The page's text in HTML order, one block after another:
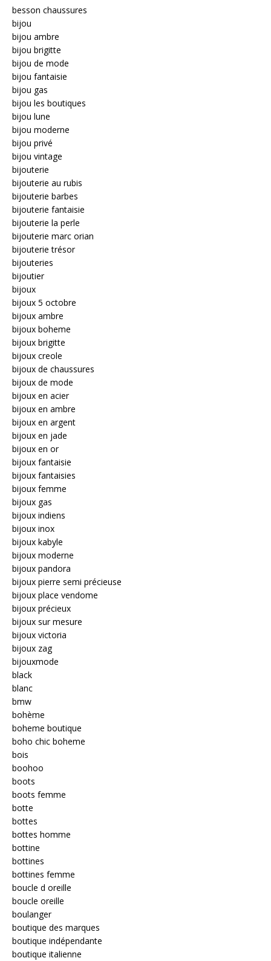
besson chaussures
bijou
bijou ambre
bijou brigitte
bijou de mode
bijou fantaisie
bijou gas
bijou les boutiques
bijou lune
bijou moderne
bijou privé
bijou vintage
bijouterie
bijouterie au rubis
bijouterie barbes
bijouterie fantaisie
bijouterie la perle
bijouterie marc orian
bijouterie trésor
bijouteries
bijoutier
bijoux
bijoux 5 octobre
bijoux ambre
bijoux boheme
bijoux brigitte
bijoux creole
bijoux de chaussures
bijoux de mode
bijoux en acier
bijoux en ambre
bijoux en argent
bijoux en jade
bijoux en or
bijoux fantaisie
bijoux fantaisies
bijoux femme
bijoux gas
bijoux indiens
bijoux inox
bijoux kabyle
bijoux moderne
bijoux pandora
bijoux pierre semi précieuse
bijoux place vendome
bijoux précieux
bijoux sur mesure
bijoux victoria
bijoux zag
bijouxmode
black
blanc
bmw
bohème
boheme boutique
boho chic boheme
bois
boohoo
boots
boots femme
botte
bottes
bottes homme
bottine
bottines
bottines femme
boucle d oreille
boucle oreille
boulanger
boutique des marques
boutique indépendante
boutique italienne